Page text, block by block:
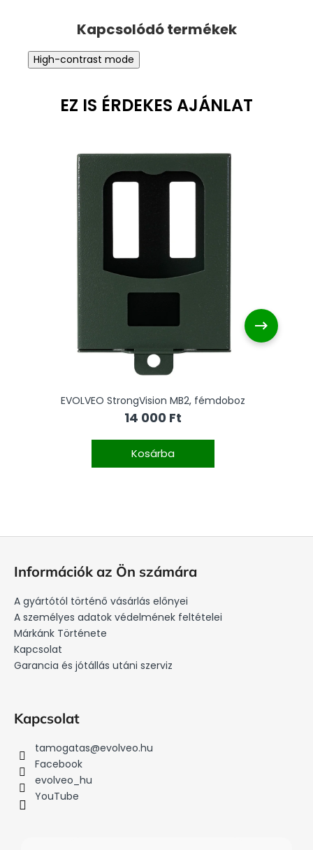
High-contrast mode
EVOLVEO StrongVision MB2, fémdoboz
14 000 Ft
Kosárba
Információk az Ön számára
A gyártótól történő vásárlás előnyei
A személyes adatok védelmének feltételei
Márkánk Története
Kapcsolat
Garancia és jótállás utáni szerviz
Kapcsolat
tamogatas@evolveo.hu
Facebook
evolveo_hu
YouTube